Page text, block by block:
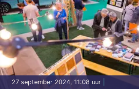
27 september 2024, 11:08 uur